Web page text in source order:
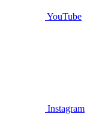
YouTube
Instagram